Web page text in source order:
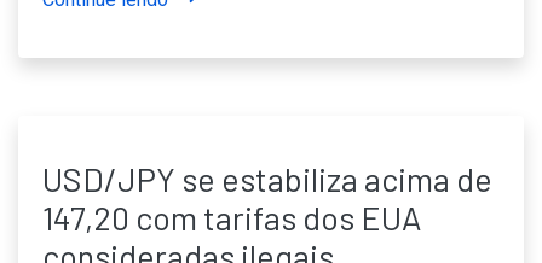
USD/JPY se estabiliza acima de
147,20 com tarifas dos EUA